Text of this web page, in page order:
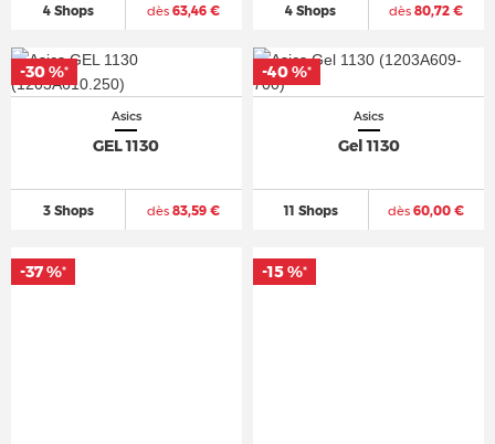
4 Shops dès 63,46 € 4 Shops dès 80,72 €
Asics
GEL 1130
3 Shops dès 83,59 €
-30 %*
Asics
Gel 1130
11 Shops dès 60,00 €
-40 %*
-37 %* -15 %*